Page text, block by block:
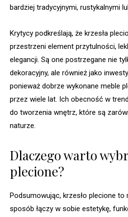
bardziej tradycyjnymi, rustykalnymi
Krytycy podkreślają, że krzesła
przestrzeni element przytulności,
elegancji. Są one postrzegane nie
dekoracyjny, ale również jako
ponieważ dobrze wykonane meble
przez wiele lat. Ich obecność w
do tworzenia wnętrz, które są
naturze.
Dlaczego warto
plecione?
Podsumowując, krzesło plecione to
sposób łączy w sobie estetykę,